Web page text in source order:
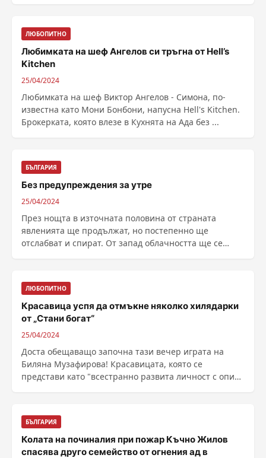
ЛЮБОПИТНО
Любимката на шеф Ангелов си тръгна от Hell’s
Kitchen
25/04/2024
Любимката на шеф Виктор Ангелов - Симона, по-
известна като Мони Бонбони, напусна Hell's Kitchen.
Брокерката, която влезе в Кухнята на Ада без ...
БЪЛГАРИЯ
Без предупреждения за утре
25/04/2024
През нощта в източната половина от страната
явленията ще продължат, но постепенно ще
отслабват и спират. От запад облачността ще се
ЛЮБОПИТНО
Красавица успя да отмъкне няколко хилядарки
от „Стани богат“
25/04/2024
Доста обещаващо започна тази вечер играта на
Биляна Музафирова! Красавицата, която се
представи като "всестранно развита личност с опит
БЪЛГАРИЯ
Колата на починалия при пожар Къчно Жилов
спасява друго семейство от огнения ад в